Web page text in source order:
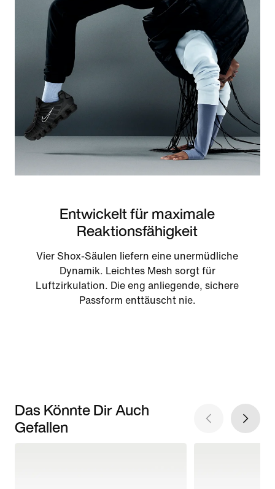
Entwickelt für maximale
Reaktionsfähigkeit
Vier Shox-Säulen liefern eine unermüdliche
Dynamik. Leichtes Mesh sorgt für
Luftzirkulation. Die eng anliegende, sichere
Passform enttäuscht nie.
Das Könnte Dir Auch
Gefallen